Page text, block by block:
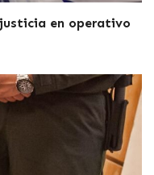
en operativo